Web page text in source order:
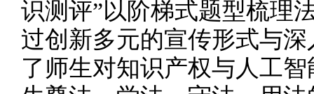
识测评”以阶梯式题型梳理
过创新多元的宣传形式与
了师生对知识产权与人工